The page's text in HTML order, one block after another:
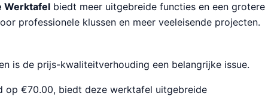
Werktafel biedt meer uitgebreide functies en een grotere
professionele klussen en meer veeleisende projecten.
is de prijs-kwaliteitverhouding een belangrijke issue.
op €70.00, biedt deze werktafel uitgebreide